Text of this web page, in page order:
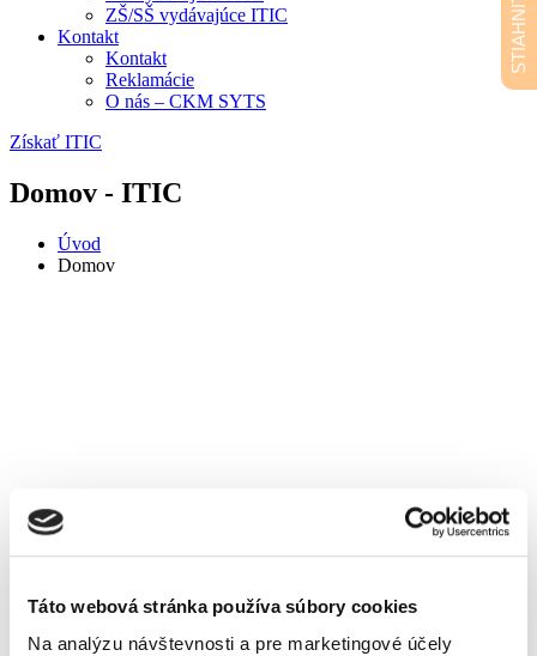
Táto webová stránka používa súbory cookies
Na analýzu návštevnosti a pre marketingové účely
ZŠ/SŠ vydávajúce ITIC
Kontakt
Kontakt
Reklamácie
O nás – CKM SYTS
Získať ITIC
Domov - ITIC
Úvod
Domov
NAJOBĽÚBENEJŠIE U UČITEĽOV
ISIC/ITIC aplikácia